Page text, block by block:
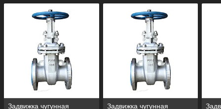
Задвижка чугунная
Задвижка чугунная